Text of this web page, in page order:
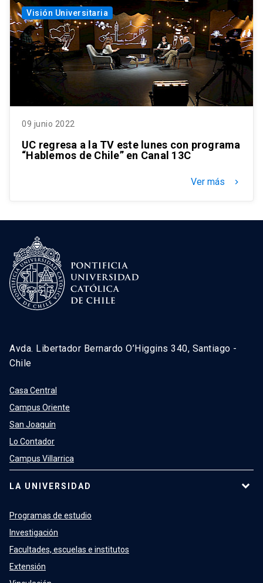
Visión Universitaria
09 junio 2022
UC regresa a la TV este lunes con programa
“Hablemos de Chile” en Canal 13C
Ver más keyboard_arrow_right
Avda. Libertador Bernardo O’Higgins 340, Santiago -
Chile
Casa Central
Campus Oriente
San Joaquín
Lo Contador
Campus Villarrica
LA UNIVERSIDAD
Programas de estudio
Investigación
Facultades, escuelas e institutos
Extensión